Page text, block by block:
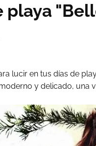
playa
lucir en tus días de
y delicado, una